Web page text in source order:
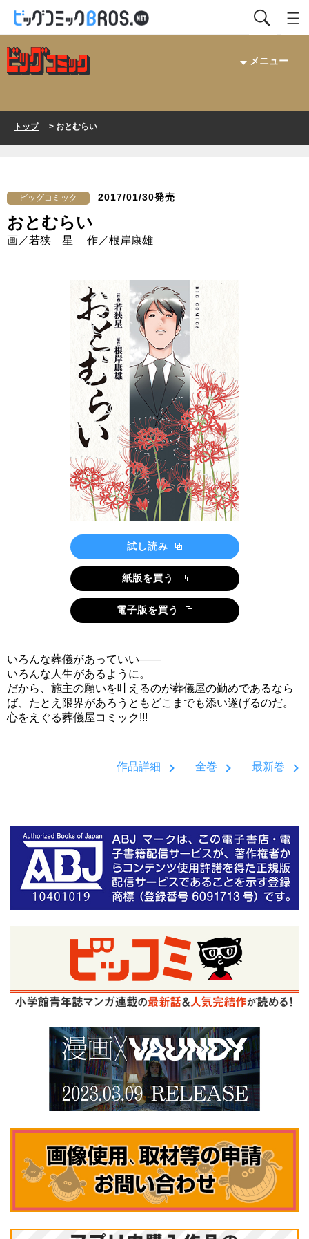
メニュー
トップ> おとむらい
ビッグコミック 2017/01/30発売
おとむらい
画／若狭 星 作／根岸康雄
試し読み
紙版を買う
電子版を買う
いろんな葬儀があっていい――
いろんな人生があるように。
だから、施主の願いを叶えるのが葬儀屋の勤めであるなら
ば、たとえ限界があろうともどこまでも添い遂げるのだ。
心をえぐる葬儀屋コミック!!!
作品詳細 全巻 最新巻